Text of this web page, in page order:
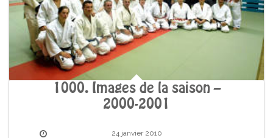
1000. Images de la saison –
2000-2001
24 janvier 2010